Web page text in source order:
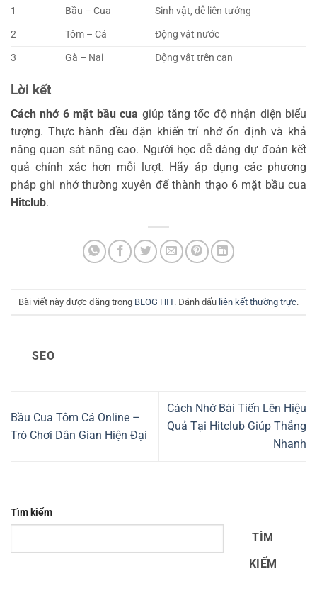
1
Bầu – Cua
Sinh vật, dễ liên tưởng
2
Tôm – Cá
Động vật nước
3
Gà – Nai Động vật trên cạn
Lời kết
Cách nhớ 6 mặt bầu cua giúp tăng tốc độ nhận diện biểu
tượng. Thực hành đều đặn khiến trí nhớ ổn định và khả
năng quan sát nâng cao. Người học dễ dàng dự đoán kết
quả chính xác hơn mỗi lượt. Hãy áp dụng các phương
pháp ghi nhớ thường xuyên để thành thạo 6 mặt bầu cua
Hitclub.
Bài viết này được đăng trong BLOG HIT. Đánh dấu liên kết thường trực.
SEO
Bầu Cua Tôm Cá Online –
Trò Chơi Dân Gian Hiện Đại
Cách Nhớ Bài Tiến Lên Hiệu
Quả Tại Hitclub Giúp Thắng
Nhanh
Tìm kiếm
TÌM
KIẾM